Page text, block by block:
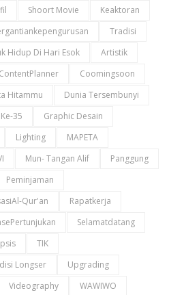
Shoort Movie
Keaktoran
Tradisi
Hidup Di Hari Esok
Artistik
ContentPlanner
Coomingsoon
Hitammu
Dunia Tersembunyi
35
Graphic Desain
Lighting
MAPETA
Mun- Tangan Alif
Panggung
Peminjaman
Qur'an
Rapatkerja
Selamatdatang
TIK
Longser
Upgrading
Videography
WAWIWO